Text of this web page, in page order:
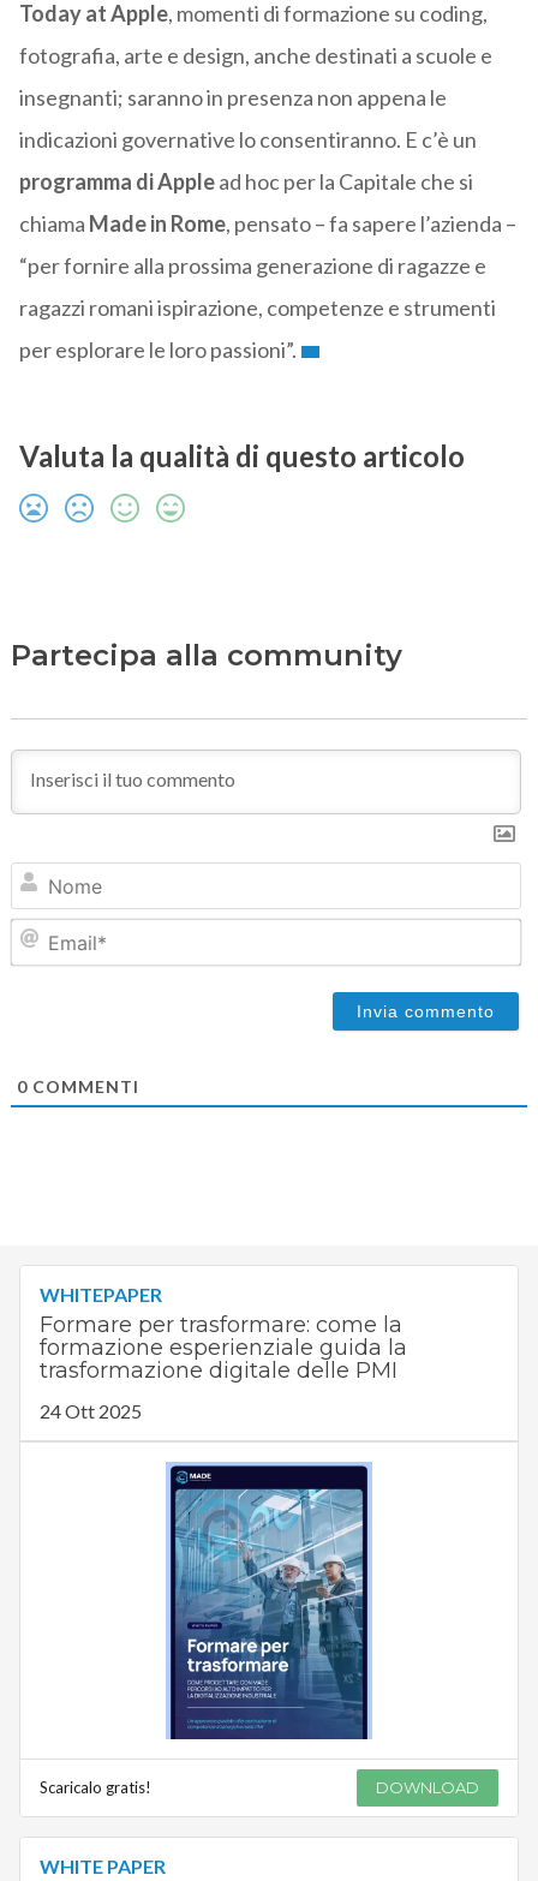
Today at Apple, momenti di formazione su coding,
fotografia, arte e design, anche destinati a scuole e
insegnanti; saranno in presenza non appena le
indicazioni governative lo consentiranno. E c’è un
programma di Applead hoc per la Capitale che si
chiama Made in Rome, pensato – fa sapere l’azienda –
“per fornire alla prossima generazione di ragazze e
ragazzi romani ispirazione, competenze e strumenti
per esplorare le loro passioni”.
Valuta la qualità di questo articolo
Partecipa alla community
0COMMENTI
WHITEPAPER
Formare per trasformare: come la
formazione esperienziale guida la
trasformazione digitale delle PMI
24 Ott 2025
Scaricalo gratis! DOWNLOAD
WHITE PAPER